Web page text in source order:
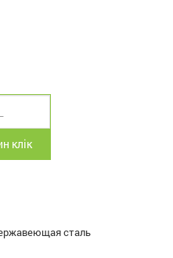
клік
сталь